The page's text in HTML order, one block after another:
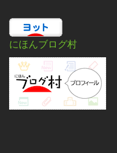
にほんブログ村